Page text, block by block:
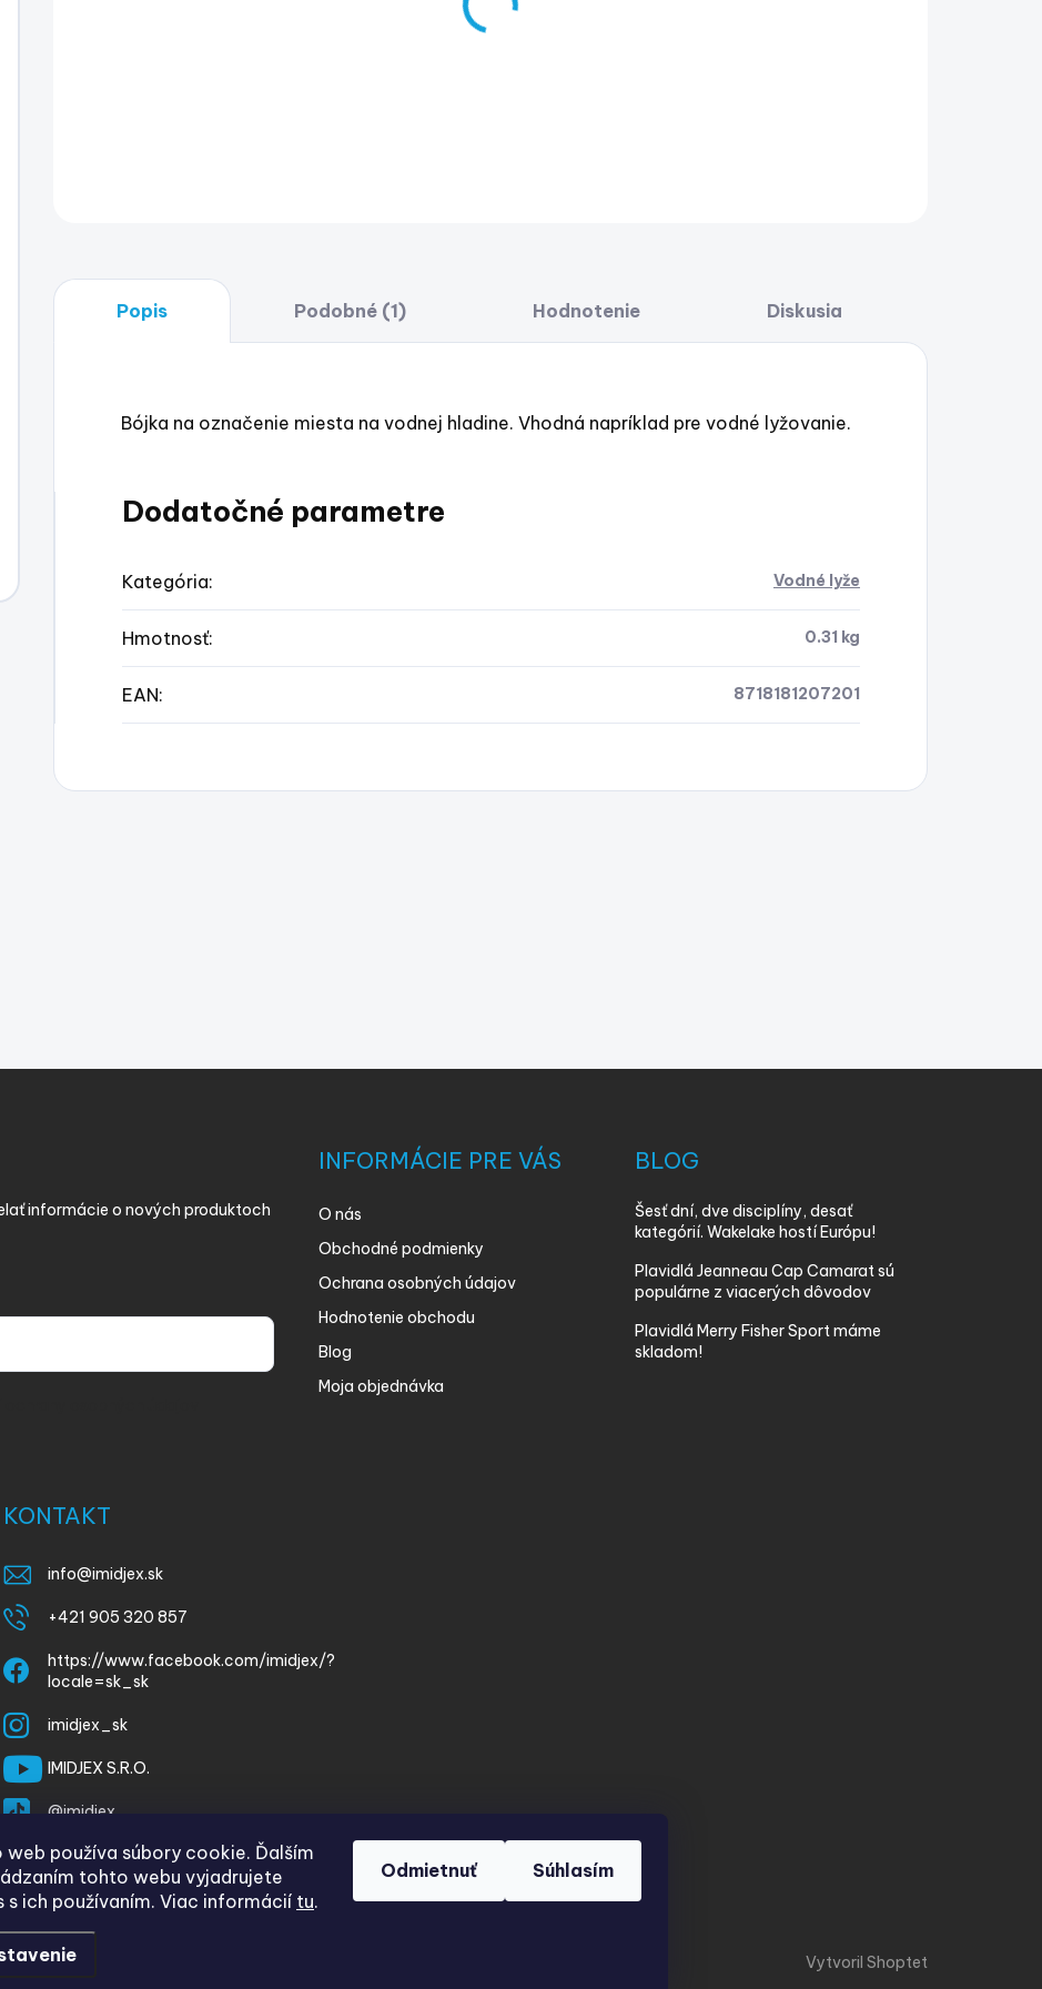
web používa súbory cookie. Ďalším
tohto webu vyjadrujete
s ich používaním. Viac informácií tu.
Odmietnuť Súhlasím
Popis Podobné (1) Hodnotenie Diskusia
Bójka na označenie miesta na vodnej hladine. Vhodná napríklad pre vodné lyžovanie.
Dodatočné parametre
Kategória: Vodné lyže
Hmotnosť: 0.31 kg
EAN: 8718181207201
informácie o nových produktoch
INFORMÁCIE PRE VÁS
O nás
Obchodné podmienky
Ochrana osobných údajov
Hodnotenie obchodu
Blog
Moja objednávka
BLOG
Šesť dní, dve disciplíny, desať
kategórií. Wakelake hostí Európu!
Plavidlá Jeanneau Cap Camarat sú
populárne z viacerých dôvodov
Plavidlá Merry Fisher Sport máme
skladom!
KONTAKT
info@imidjex.sk
+421 905 320 857
https://www.facebook.com/imidjex/?
locale=sk_sk
imidjex_sk
IMIDJEX S.R.O.
@imidjex
Vytvoril Shoptet
Upraviť nastavenie cookies